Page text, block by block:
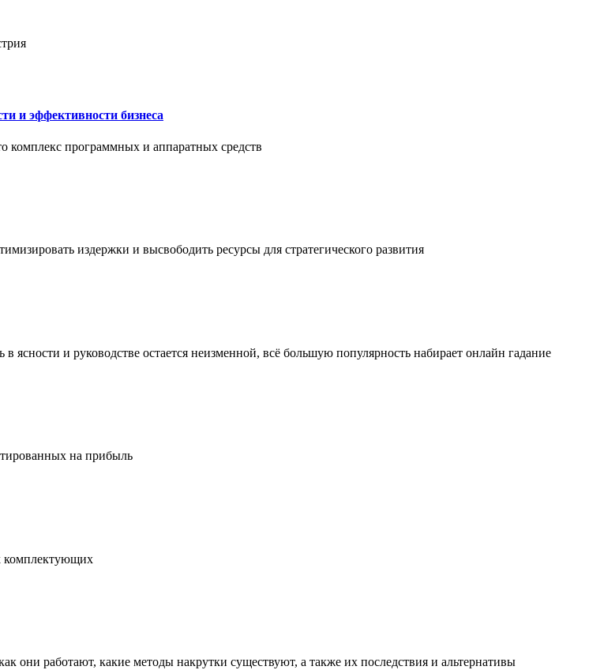
и эффективности бизнеса
комплекс программных и аппаратных средств
издержки и высвободить ресурсы для стратегического развития
и руководстве остается неизменной, всё большую популярность набирает онлайн гадание
на прибыль
комплектующих
они работают, какие методы накрутки существуют, а также их последствия и альтернативы